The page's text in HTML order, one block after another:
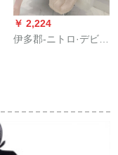
￥ 2,224
伊多郡-ニトロ·デビル